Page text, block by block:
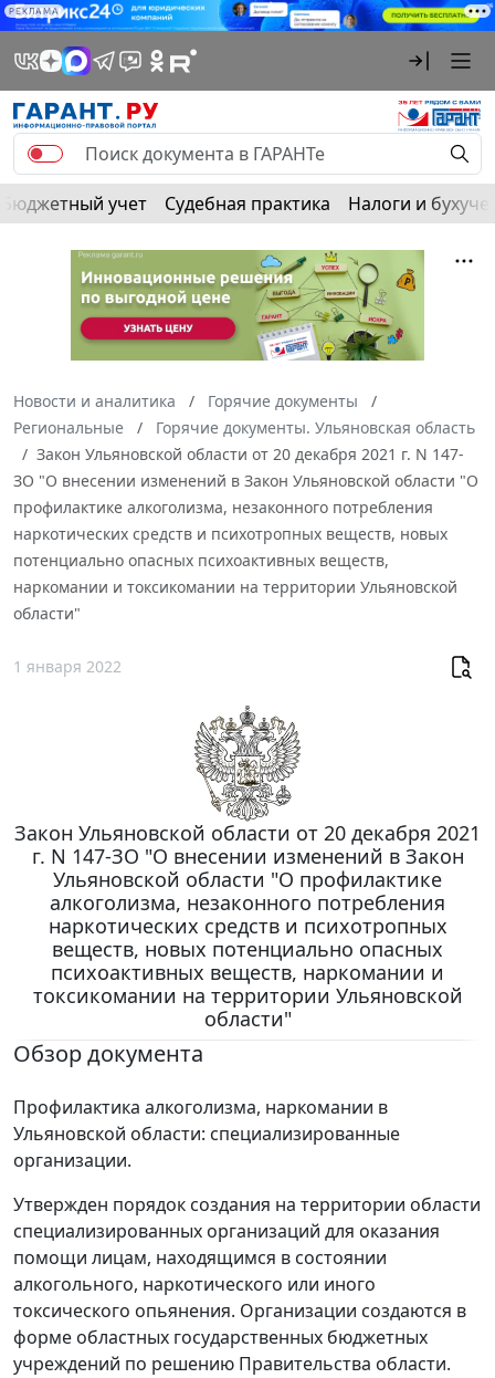
РЕКЛАМА
Бюджетный учет Судебная практика Налоги и
Новости и аналитика
Горячие документы
Региональные
Горячие документы. Ульяновская область
Закон Ульяновской области от 20 декабря 2021 г. N 147-
ЗО "О внесении изменений в Закон Ульяновской области "О
профилактике алкоголизма, незаконного потребления
наркотических средств и психотропных веществ, новых
потенциально опасных психоактивных веществ,
наркомании и токсикомании на территории Ульяновской
области"
1 января 2022
Закон Ульяновской области от 20 декабря 2021
г. N 147-ЗО "О внесении изменений в Закон
Ульяновской области "О профилактике
алкоголизма, незаконного потребления
наркотических средств и психотропных
веществ, новых потенциально опасных
психоактивных веществ, наркомании и
токсикомании на территории Ульяновской
области"
Обзор документа
Профилактика алкоголизма, наркомании в
Ульяновской области: специализированные
организации.
Утвержден порядок создания на территории области
специализированных организаций для оказания
помощи лицам, находящимся в состоянии
алкогольного, наркотического или иного
токсического опьянения. Организации создаются в
форме областных государственных бюджетных
учреждений по решению Правительства области.